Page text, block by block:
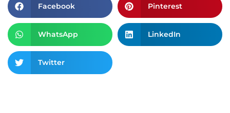
Facebook Pinterest
WhatsApp LinkedIn
Twitter